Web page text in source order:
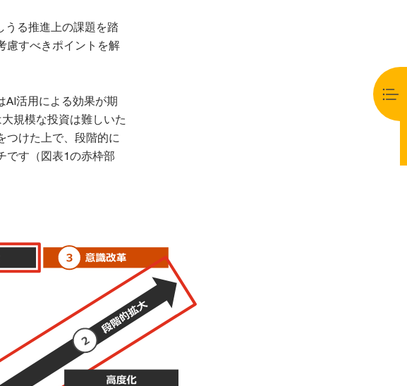
うる推進上の課題を踏
慮すべきポイントを解
AI活用による効果が期
規模な投資は難しいた
つけた上で、段階的に
です（図表1の赤枠部